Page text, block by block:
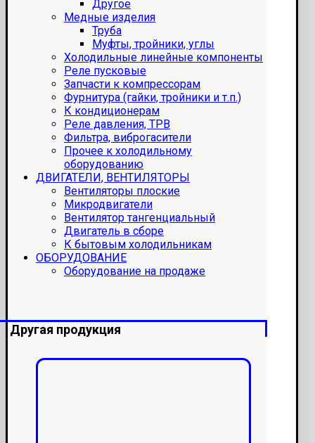
Другое
Медные изделия
Труба
Муфты, тройники, углы
Холодильные линейные компоненты
Реле пусковые
Запчасти к компрессорам
Фурнитура (гайки, тройники и т.п.)
К кондиционерам
Реле давления, ТРВ
Фильтра, виброгасители
Прочее к холодильному
оборудованию
ДВИГАТЕЛИ, ВЕНТИЛЯТОРЫ
Вентиляторы плоские
Микродвигатели
Вентилятор тангенциальный
Двигатель в сборе
К бытовым холодильникам
ОБОРУДОВАНИЕ
Оборудование на продаже
Другая продукция